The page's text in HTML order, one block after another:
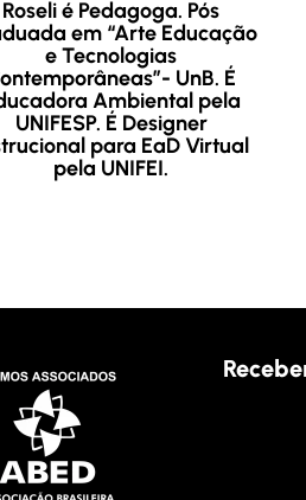
Roseli é Pedagoga. Pós
em “Arte Educação
e Tecnologias
UnB. É
Ambiental pela
UNIFESP. É Designer
para EaD Virtual
pela UNIFEI.